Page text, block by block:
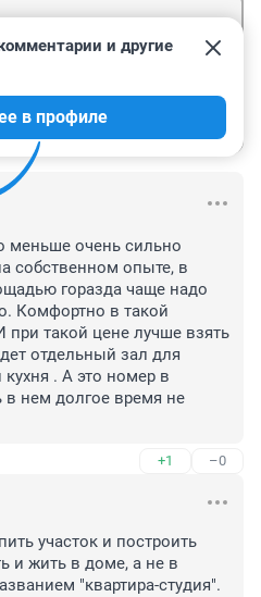
и другие
в профиле
меньше очень сильно
собственном опыте, в
горазда чаще надо
Комфортно в такой
при такой цене лучше взять
отдельный зал для
кухня . А это номер в
в нем долгое время не
+1 –0
участок и построить
и жить в доме, а не в
"квартира-студия".